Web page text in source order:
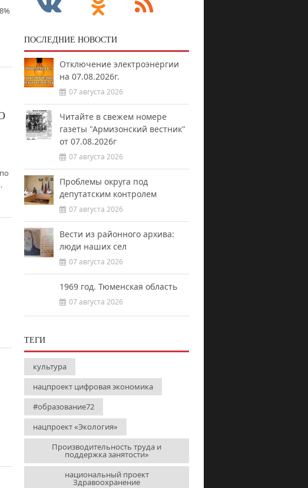
ПОСЛЕДНИЕ НОВОСТИ
Отключение электроэнергии
на 07.08.2026г.
07 августа 2026
Читайте в свежем номере
газеты "Армизонский вестник"
от 07.08.2026г
07 августа 2026
Проблемы округа под
депутатским контролем
07 августа 2026
Вести из районного архива:
люди наших сел
07 августа 2026
1969 год. Тюменская область
07 августа 2026
ТЕГИ
культура
нацпроект цифровая экономика
#образование72
нацпроект «Экология»
Производительность труда и
поддержка занятости»
национальный проект
Здравоохранение